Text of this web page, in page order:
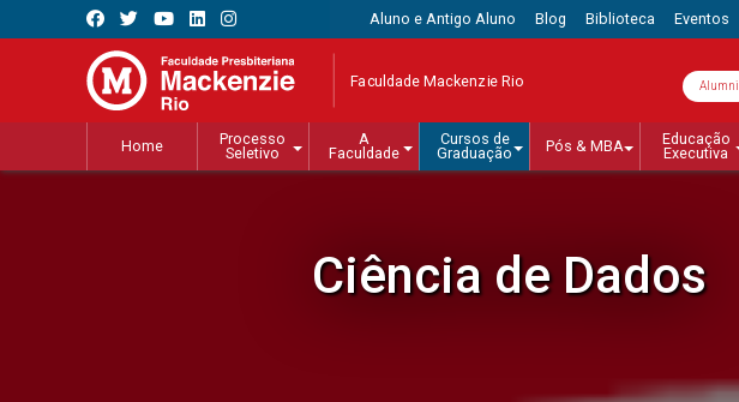
Aluno e Antigo Aluno Blog Biblioteca Eventos
Faculdade Mackenzie Rio Alumni
Home
Processo
Seletivo
A
Faculdade
Cursos de
Graduação
Pós & MBA
Educação
Executiva
Ciência de Dados